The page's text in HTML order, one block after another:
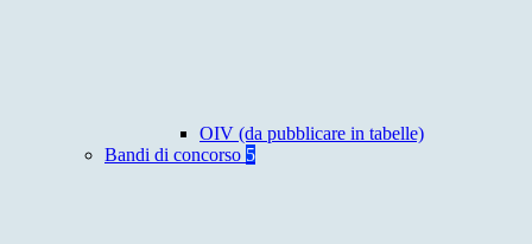
OIV (da pubblicare in tabelle)
Bandi di concorso 5